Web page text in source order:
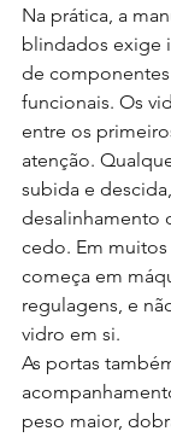
Na prática, a
blindados exige
de
funcionais. Os
entre os
atenção.
subida e
desalinhamento
cedo. Em
começa em
regulagens, e
vidro em si.
As portas
peso maior,